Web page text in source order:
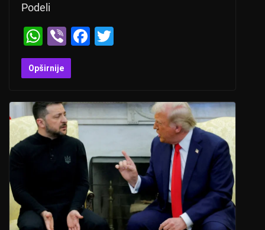
Podeli
W
h
at
A
p
p
Vi
b
er
F
b
o
o
k
Opširnije